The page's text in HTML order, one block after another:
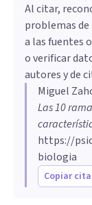
Al citar,
problemas
a las fuentes
o verificar
autores y de
Miguel
Las 10
https://
biologia
Copiar cita